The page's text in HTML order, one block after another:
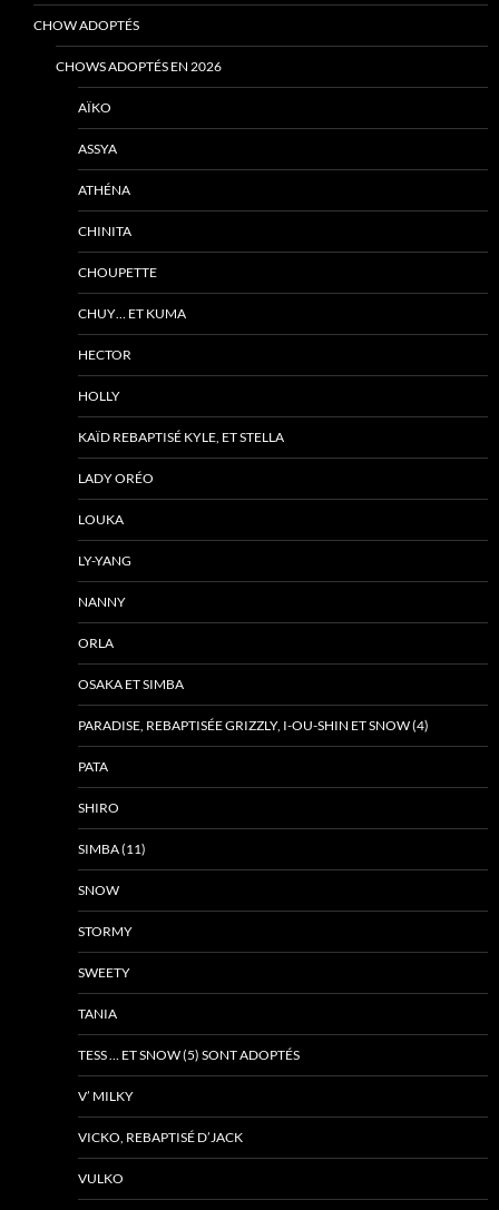
CHOW ADOPTÉS
CHOWS ADOPTÉS EN 2026
AÏKO
ASSYA
ATHÉNA
CHINITA
CHOUPETTE
CHUY… ET KUMA
HECTOR
HOLLY
KAÏD REBAPTISÉ KYLE, ET STELLA
LADY ORÉO
LOUKA
LY-YANG
NANNY
ORLA
OSAKA ET SIMBA
PARADISE, REBAPTISÉE GRIZZLY, I-OU-SHIN ET SNOW (4)
PATA
SHIRO
SIMBA (11)
SNOW
STORMY
SWEETY
TANIA
TESS … ET SNOW (5) SONT ADOPTÉS
V’ MILKY
VICKO, REBAPTISÉ D’JACK
VULKO